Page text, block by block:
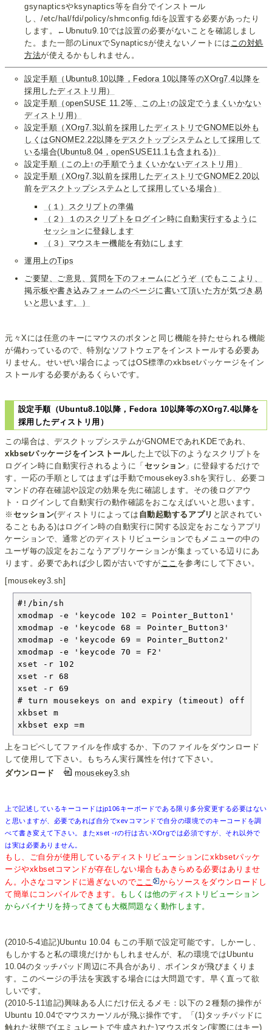
gsynapticsやksynaptics等を自分でインストール
し、/etc/hal/fdi/policy/shmconfig.fdiを設置する必要があったり
します。←Ubnutu9.10では設置の必要がないことを確認しまし
た。また一部のLinuxでSynapticsが使えないノートには この対処
方法が使えるかもしれません。
設定手順（Ubuntu8.10以降，Fedora 10以降等のXOrg7.4以降を
採用したディストリ用）
設定手順（openSUSE 11.2等、この上↑の設定でうまくいかない
ディストリ用）
設定手順（XOrg7.3以前を採用したディストリでGNOME以外も
しくはGNOME2.22以降をデスクトップシステムとして採用して
いる場合(Ubuntu8.04，openSUSE11.1も含まれる)）
設定手順（この上↑の手順でうまくいかないディストリ用）
設定手順（XOrg7.3以前を採用したディストリでGNOME2.20以
前をデスクトップシステムとして採用している場合）
（１）スクリプトの準備
（２）１のスクリプトをログイン時に自動実行するように
セッションに登録します
（３）マウスキー機能を有効にします
運用上のTips
ご要望、ご意見、質問を下のフォームにどうぞ（でもここより、
掲示板や書き込みフォームのページに書いて頂いた方が気づき易
いと思います。）
元々Xには任意のキーにマウスのボタンと同じ機能を持たせられる機能
が備わっているので、特別なソフトウェアをインストールする必要あ
りません。せいぜい場合によってはOS標準のxkbsetパッケージをイン
ストールする必要があるくらいです。
設定手順（Ubuntu8.10以降，Fedora 10以降等のXOrg7.4以降を
採用したディストリ用）
この場合は、デスクトップシステムがGNOMEであれKDEであれ、
xkbsetパッケージをインストールした上で以下のようなスクリプトを
ログイン時に自動実行されるように「 セッション 」に登録するだけで
す。一応の手順としてはまずは手動でmousekey3.shを実行し、必要コ
マンドの存在確認や設定の効果を先に確認します。その後ログアウ
ト・ログインして自動実行の動作確認をおこなえばいいと思います。
※ セッション(ディストリによっては 自動起動するアプリ と訳されてい
ることもある)はログイン時の自動実行に関する設定をおこなうアプリ
ケーションで、通常どのディストリビューションでもメニューの中の
ユーザ毎の設定をおこなうアプリケーションが集まっている辺りにあ
ります。必要であれば少し図が古いですが ここ を参考にして下さい。
[mousekey3.sh]
#!/bin/sh
xmodmap -e 'keycode 102 = Pointer_Button1'
xmodmap -e 'keycode 68 = Pointer_Button3'
xmodmap -e 'keycode 69 = Pointer_Button2'
xmodmap -e 'keycode 70 = F2'
xset -r 102
xset -r 68
xset -r 69
# turn mousekeys on and expiry (timeout) off
xkbset m
xkbset exp =m
上をコピペしてファイルを作成するか、下のファイルをダウンロード
して使用して下さい。もちろん実行属性を付けて下さい。
ダウンロード
mousekey3.sh
上で記述しているキーコードはjp106キーボードである限り多分変更する必要はない
と思いますが、必要であれば自分でxevコマンドで自分の環境でのキーコードを調
べて書き変えて下さい。またxset -rの行は古いXOrgでは必須ですが、それ以外で
は実は必要ありません。
もし、ご自分が使用しているディストリビューションにxkbsetパッケ
ージやxkbsetコマンドが存在しない場合もあきらめる必要はありませ
ん。小さなコマンドに過ぎないのでここ
からソースをダウンロードし
て簡単にコンパイルできます。
もしくは他のディストリビューション
からバイナリを持ってきても大概問題なく動作します。
(2010-5-4追記)Ubuntu 10.04 もこの手順で設定可能です。しかーし、
もしかすると私の環境だけかもしれませんが、私の環境ではUbuntu
10.04のタッチパッド周辺に不具合があり、ポインタが飛びまくりま
す。このページの手法を実践する場合には大問題です。早く直って欲
しいです。
(2010-5-11追記)興味ある人にだけ伝えるメモ：以下の２種類の操作が
Ubuntu 10.04でマウスカーソルが飛ぶ操作です。「(1)タッチパッドに
触れた状態で(エミュレートで生成された)マウスボタン(実際にはキー)